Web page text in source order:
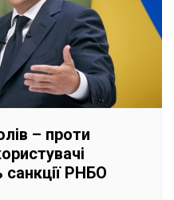
– проти
РНБО